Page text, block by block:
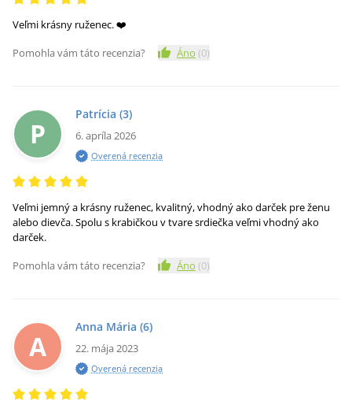
Veľmi krásny ruženec. ❤️
Pomohla vám táto recenzia?
Áno (0)
P
Patrícia (3)
6. apríla 2026
Overená recenzia
Veľmi jemný a krásny ruženec, kvalitný, vhodný ako darček pre ženu
alebo dievča. Spolu s krabičkou v tvare srdiečka veľmi vhodný ako
darček.
Pomohla vám táto recenzia?
Áno (0)
A
Anna Mária (6)
22. mája 2023
Overená recenzia